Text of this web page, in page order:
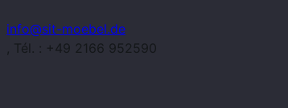
info@sit-moebel.de
, Tél. : +49 2166 952590